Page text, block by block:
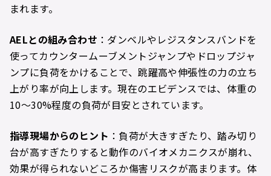
まれます。
AELとの組み合わせ ：ダンベルやレジスタンスバンドを
使ってカウンタームーブメントジャンプやドロップジャ
ンプに負荷をかけることで、跳躍高や伸張性の力の立ち
上がり率が向上します。現在のエビデンスでは、体重の
10〜30%程度の負荷が目安とされています。
指導現場からのヒント ：負荷が大きすぎたり、踏み切り
台が高すぎたりすると動作のバイオメカニクスが崩れ、
効果が得られないどころか傷害リスクが高まります。体